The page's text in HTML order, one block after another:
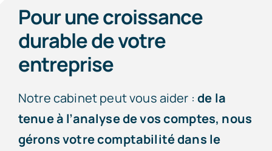
Pour une croissance
durable de votre
entreprise
Notre cabinet peut vous aider :de la
tenue à l’analyse de vos comptes, nous
gérons votre comptabilité dans le